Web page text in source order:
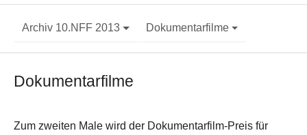
Archiv 10.NFF 2013 Dokumentarfilme
Dokumentarfilme
Zum zweiten Male wird der Dokumentarfilm-Preis für